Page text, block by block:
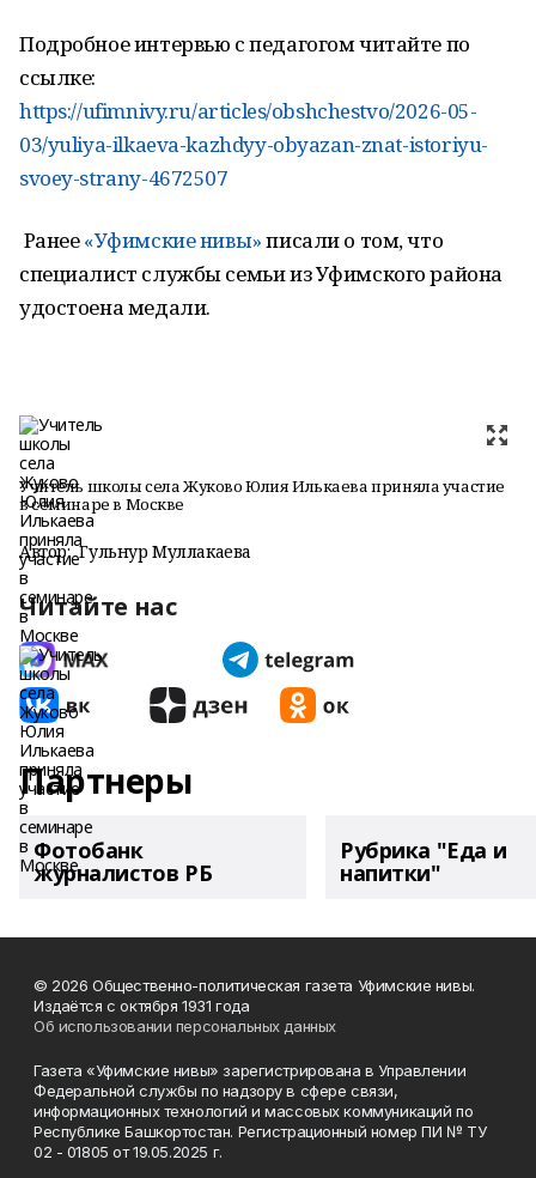
Подробное интервью с педагогом читайте по
ссылке:
https://ufimnivy.ru/articles/obshchestvo/2026-05-
03/yuliya-ilkaeva-kazhdyy-obyazan-znat-istoriyu-
svoey-strany-4672507
Ранее«Уфимские нивы»писали о том, что
специалист службы семьи из Уфимского района
удостоена медали.
Учитель школы села Жуково Юлия Илькаева приняла участие
в семинаре в Москве
Автор: Гульнур Муллакаева
Читайте нас
Партнеры
Фотобанк
журналистов РБ
Рубрика "Еда и
напитки"
© 2026 Общественно-политическая газета Уфимские нивы.
Издаётся с октября 1931 года
Об использовании персональных данных
Газета «Уфимские нивы» зарегистрирована в Управлении
Федеральной службы по надзору в сфере связи,
информационных технологий и массовых коммуникаций по
Республике Башкортостан. Регистрационный номер ПИ № ТУ
02 - 01805 от 19.05.2025 г.